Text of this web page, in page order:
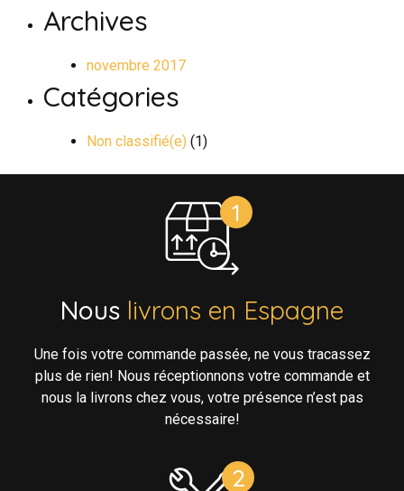
Archives
novembre 2017
Catégories
Non classifié(e) (1)
Nous livrons en Espagne
Une fois votre commande passée, ne vous tracassez
plus de rien! Nous réceptionnons votre commande et
nous la livrons chez vous, votre présence n’est pas
nécessaire!